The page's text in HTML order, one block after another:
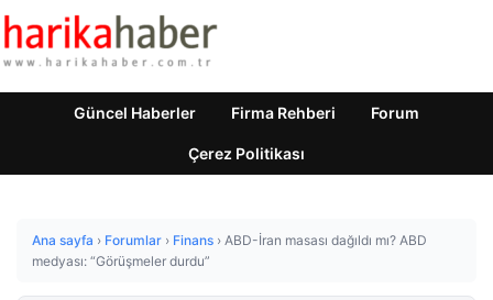
Güncel Haberler Firma Rehberi Forum
Çerez Politikası
Ana sayfa › Forumlar › Finans › ABD-İran masası dağıldı mı? ABD
medyası: “Görüşmeler durdu”